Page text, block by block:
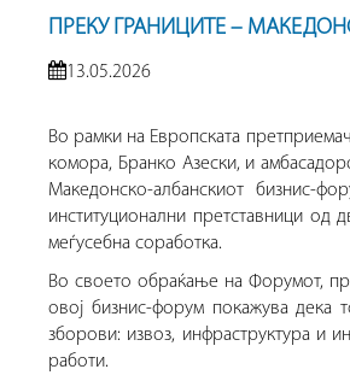
ПРЕКУ ГРАНИЦИТЕ –
13.05.2026
Во рамки на Европската
комора, Бранко Азески, и
Македонско-албанскиот бизнис-
институционални претставници од
меѓусебна соработка.
Во своето обраќање на Форумот,
овој бизнис-форум покажува дека
зборови: извоз, инфраструктура и
работи.